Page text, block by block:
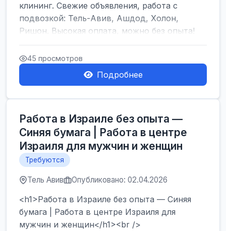
клининг. Свежие объявления, работа с
подвозкой: Тель-Авив, Ашдод, Холон,
Ришон. Высокая оплата, можно без опыта!
</h1><br />
... 45 просмотров
Подробнее
Работа в Израиле без опыта —
Синяя бумага | Работа в центре
Израиля для мужчин и женщин
Требуются
Тель Авив Опубликовано: 02.04.2026
<h1>Работа в Израиле без опыта — Синяя
бумага | Работа в центре Израиля для
мужчин и женщин</h1><br />